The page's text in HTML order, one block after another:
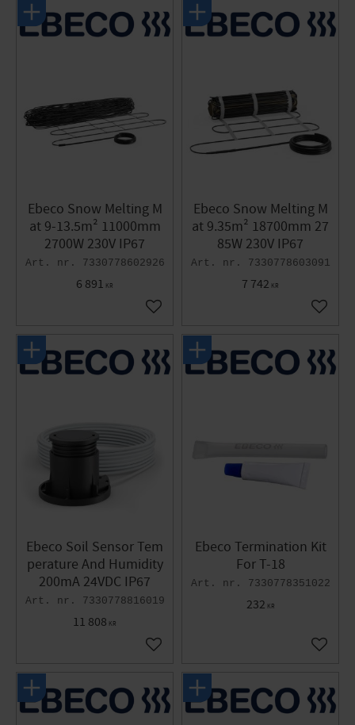
Ebeco Snow Melting M
at 9-13.5m² 11000mm
2700W 230V IP67
7330778602926
6 891 KR
Add to favorites
Ebeco Snow Melting M
at 9.35m² 18700mm 27
85W 230V IP67
7330778603091
7 742 KR
Add
Ebeco Soil Sensor Tem
perature And Humidity
200mA 24VDC IP67
7330778816019
11 808 KR
Add to favorites
Ebeco Termination Kit
For T-18
7330778351022
232 KR
Add